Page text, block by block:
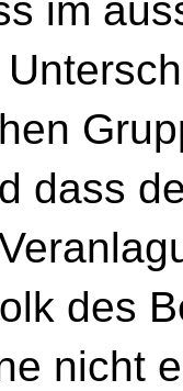
im
dass
des
nicht